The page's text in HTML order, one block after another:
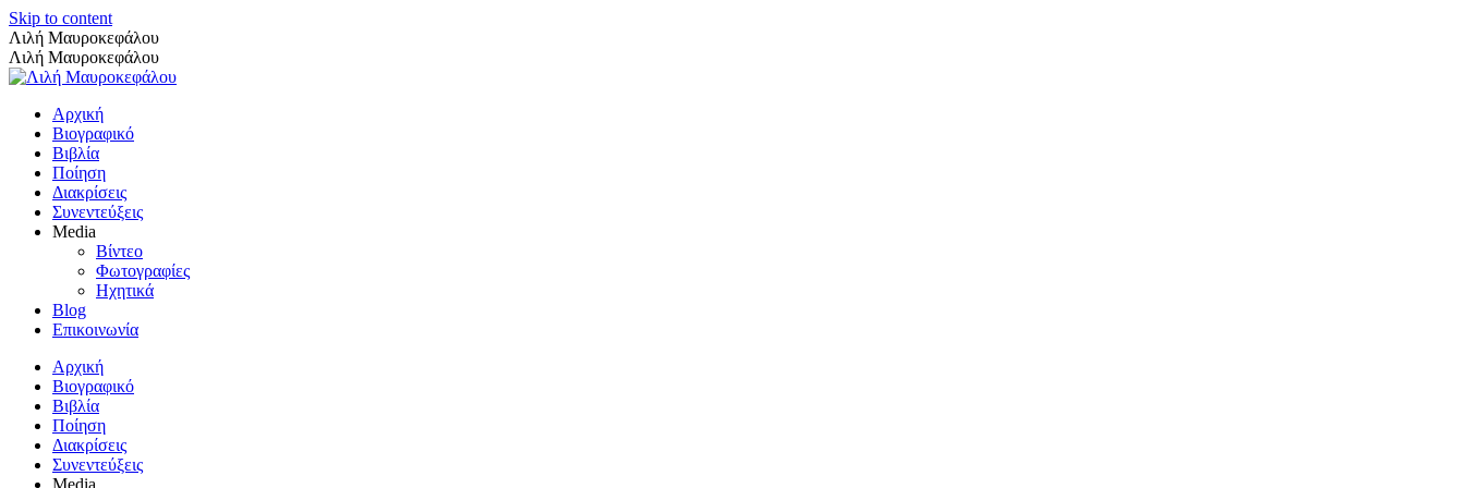
Skip to content
Λιλή Μαυροκεφάλου
Λιλή Μαυροκεφάλου
Αρχική
Βιογραφικό
Βιβλία
Ποίηση
Διακρίσεις
Συνεντεύξεις
Media
Βίντεο
Φωτογραφίες
Ηχητικά
Blog
Επικοινωνία
Αρχική
Βιογραφικό
Βιβλία
Ποίηση
Διακρίσεις
Συνεντεύξεις
Media